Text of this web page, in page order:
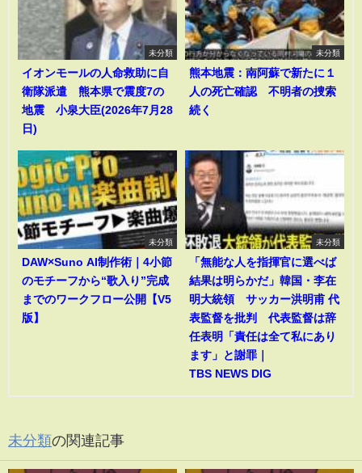
未分類
イオンモールの人命救助に自
衛隊派遣 熊本県で震度7の
地震 小泉大臣(2026年7月28
日)
未分類
熊本地震：南阿蘇で新たに１
人の死亡確認 不明者の捜索
続く
未分類
DAW×Suno AI制作術｜4小節
のモチーフから“歌入り”完成
までのワークフロー公開【V5
版】
未分類
「無能な人を指揮官に選べば
結果は明らかだ」韓国・李在
明大統領 サッカー洪明甫 代
表監督を批判 代表監督は辞
任表明「責任は全て私にあり
ます」と謝罪｜
TBS NEWS DIG
未分類の関連記事